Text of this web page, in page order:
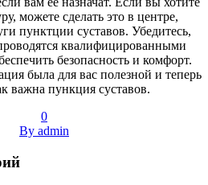
можете сделать это в центре,
пунктции суставов. Убедитесь,
квалифицированными
безопасность и комфорт.
была для вас полезной и теперь
важна пункция суставов.
0
By admin